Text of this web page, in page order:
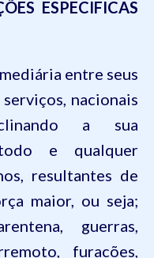
ESPECIFICAS
entre seus
nacionais
a sua
e qualquer
resultantes de
maior, ou seja;
guerras,
furacões,